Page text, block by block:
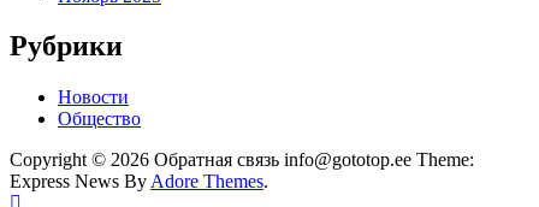
Рубрики
Новости
Общество
Copyright © 2026 Обратная связь info@gototop.ee Theme:
Express News By Adore Themes.